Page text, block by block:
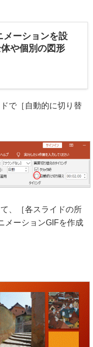
ーションを設
や個別の図形
で［自動的に切り替
、［各スライドの所
メーションGIFを作成